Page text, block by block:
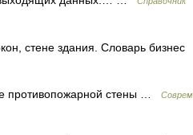
стене здания. Словарь бизнес
противопожарной стены …